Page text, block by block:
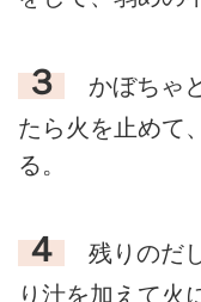
３
かぼちゃ
たら火を止めて
る。
４
残りのだ
り汁を加えて火